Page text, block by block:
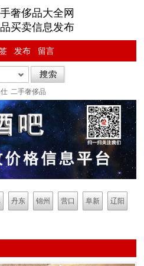
奢侈品大全网
买卖信息发布
发布 留言
二手奢侈品
丹东 锦州 营口 阜新 辽阳